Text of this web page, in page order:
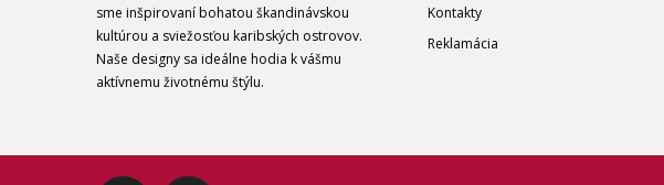
sme inšpirovaní bohatou škandinávskou
kultúrou a sviežosťou karibských ostrovov.
Naše designy sa ideálne hodia k vášmu
aktívnemu životnému štýlu.
Kontakty
Reklamácia